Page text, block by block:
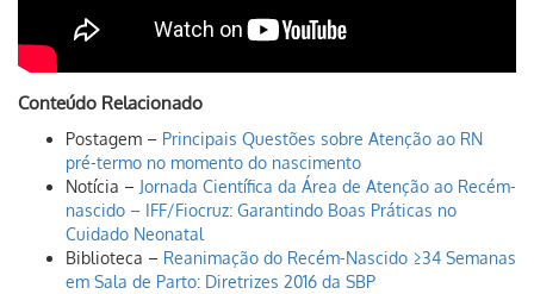
Conteúdo Relacionado
Postagem – Principais Questões sobre Atenção ao RN
pré-termo no momento do nascimento
Notícia – Jornada Científica da Área de Atenção ao Recém-
nascido – IFF/Fiocruz: Garantindo Boas Práticas no
Cuidado Neonatal
Biblioteca – Reanimação do Recém-Nascido ≥34 Semanas
em Sala de Parto: Diretrizes 2016 da SBP